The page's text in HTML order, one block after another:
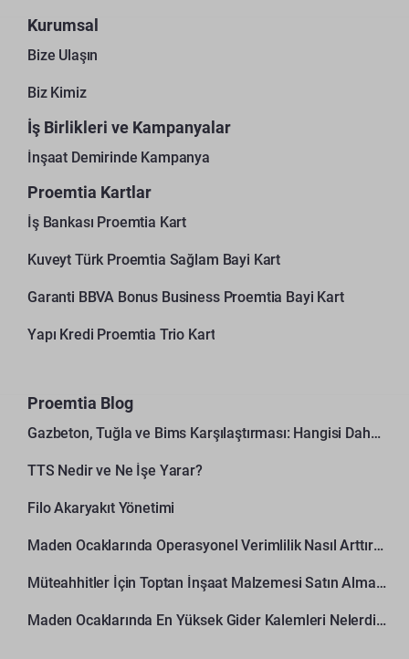
Kurumsal
Bize Ulaşın
Biz Kimiz
İş Birlikleri ve Kampanyalar
İnşaat Demirinde Kampanya
Proemtia Kartlar
İş Bankası Proemtia Kart
Kuveyt Türk Proemtia Sağlam Bayi Kart
Garanti BBVA Bonus Business Proemtia Bayi Kart
Yapı Kredi Proemtia Trio Kart
Proemtia Blog
Gazbeton, Tuğla ve Bims Karşılaştırması: Hangisi Daha Avantajlı?
TTS Nedir ve Ne İşe Yarar?
Filo Akaryakıt Yönetimi
Maden Ocaklarında Operasyonel Verimlilik Nasıl Arttırılır?
Müteahhitler İçin Toptan İnşaat Malzemesi Satın Alma Rehberi
Maden Ocaklarında En Yüksek Gider Kalemleri Nelerdir?